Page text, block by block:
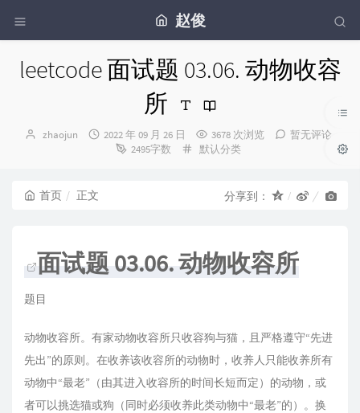
赵俊
leetcode 面试题 03.06. 动物收容
所
博
zhaojun
发
2022 年 09 月 26 日 3678 次浏览
暂无评论
2495字数
分
默认分类
首页 正文 分享到：
面试题 03.06. 动物收容所
题目
动物收容所。有家动物收容所只收容狗与猫，且严格遵守“先进
先出”的原则。在收养该收容所的动物时，收养人只能收养所有
动物中“最老”（由其进入收容所的时间长短而定）的动物，或
者可以挑选猫或狗（同时必须收养此类动物中“最老”的）。换